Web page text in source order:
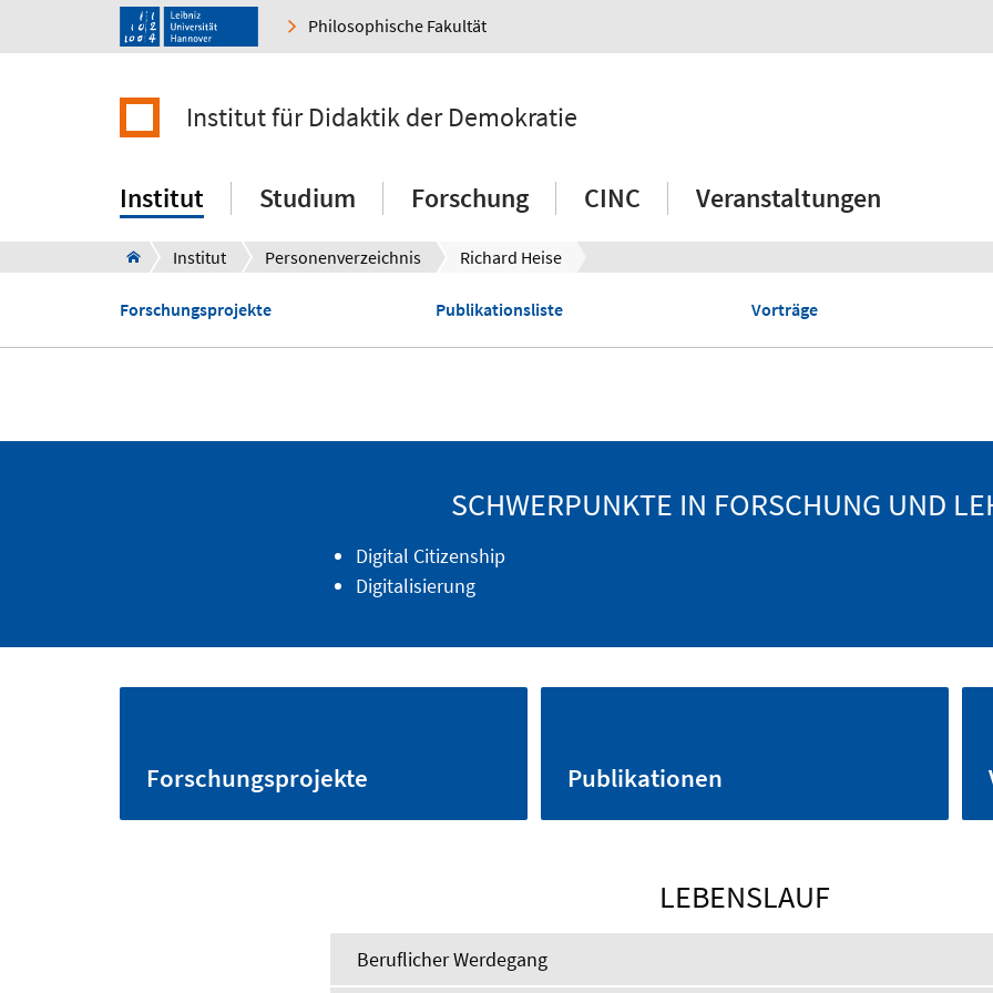
Philosophische Fakultät
Institut für Didaktik der Demokratie
Institut Studium Forschung CINC Veranstaltungen
Institut Personenverzeichnis Richard Heise
Forschungsprojekte Publikationsliste Vorträge
SCHWERPUNKTE IN FORSCHUNG UND
Digital Citizenship
Digitalisierung
Forschungsprojekte Publikationen
LEBENSLAUF
Beruflicher Werdegang